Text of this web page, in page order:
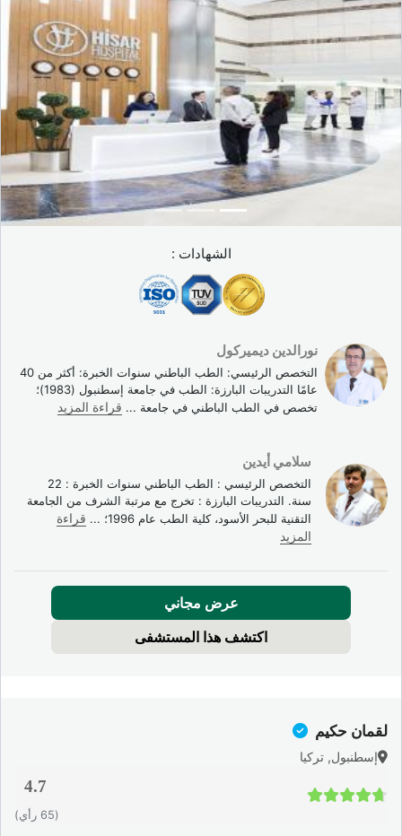
الشهادات :
نورالدين ديميركول
التخصص الرئيسي: الطب الباطني سنوات الخبرة: أكثر من 40
عامًا التدريبات البارزة: الطب في جامعة إسطنبول (1983)؛
تخصص في الطب الباطني في جامعة ... قراءة المزيد
سلامي أيدين
التخصص الرئيسي : الطب الباطني سنوات الخبرة : 22
سنة. التدريبات البارزة : تخرج مع مرتبة الشرف من الجامعة
التقنية للبحر الأسود، كلية الطب عام 1996؛
... قراءة
المزيد
عرض مجاني
اكتشف هذا المستشفى
لقمان حكيم
إسطنبول, تركيا
4.7
(65 رأي)